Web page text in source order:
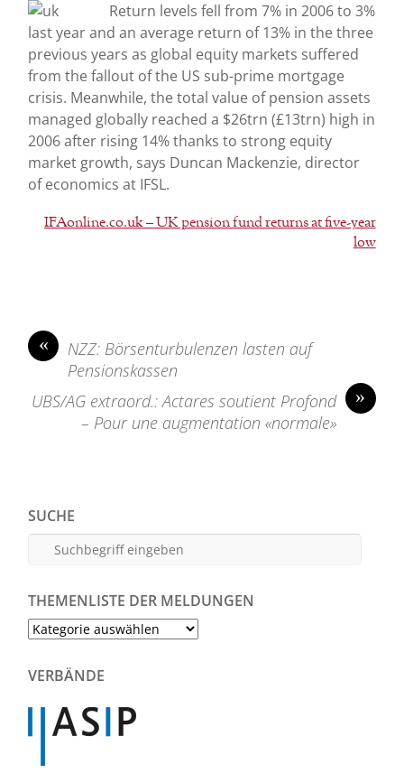
Return levels fell from 7% in 2006 to 3%
last year and an average return of 13% in the three
previous years as global equity markets suffered
from the fallout of the US sub-prime mortgage
crisis. Meanwhile, the total value of pension assets
managed globally reached a $26trn (£13trn) high in
2006 after rising 14% thanks to strong equity
market growth, says Duncan Mackenzie, director
of economics at IFSL.
IFAonline.co.uk – UK pension fund returns at five-year
low
«
NZZ: Börsenturbulenzen lasten auf
Pensionskassen
»
UBS/AG extraord.: Actares soutient Profond
– Pour une augmentation «normale»
SUCHE
THEMENLISTE DER MELDUNGEN
Themenliste
Meldungen
VERBÄNDE